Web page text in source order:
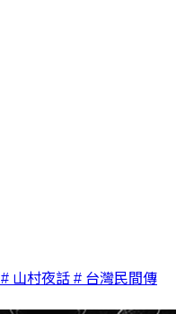
# 山村夜話 # 台灣民間傳